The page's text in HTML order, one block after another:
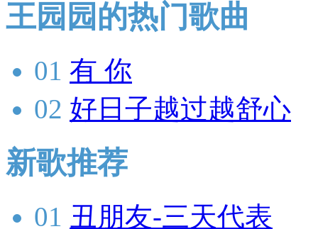
王园园的热门歌曲
01 有 你
02 好日子越过越舒心
新歌推荐
01 丑朋友-三天代表